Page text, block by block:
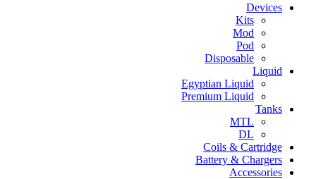
Devices
Kits
Mod
Pod
Disposable
Liquid
Egyptian Liquid
Premium Liquid
Tanks
MTL
DL
Coils & Cartridge
Battery & Chargers
Accessories